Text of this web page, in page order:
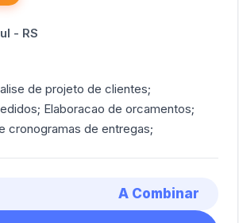
- RS
de projeto de clientes;
Elaboracao de orcamentos;
cronogramas de entregas;
A Combinar